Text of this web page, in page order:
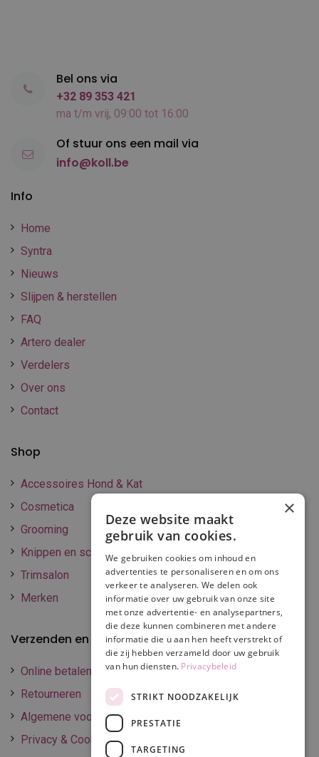
Info
Home
Syntra
Nieuws
Slijpen & herstellen
FAQ
Artero dealer
Verdelers
Over ons
Contact
Shop
Accessoires Hond & Kat
Cosmetica
Grooming
Knippen en scheren
Trimsalon
Merken
Verzenden en betalen
Online betalen
Retourneren
Algemene voorwaarden
Privacy & Cookie policy
Bel ons via
+32 89 353 421
ma t/m vrij, 09:00 tot 16:00
Of stuur ons een mail via
info@koll.be
×
Deze website maakt
gebruik van cookies.
We gebruiken cookies om inhoud en
advertenties te personaliseren en om ons
verkeer te analyseren. We delen ook
informatie over uw gebruik van onze site
met onze advertentie- en analysepartners,
die deze kunnen combineren met andere
informatie die u aan hen heeft verstrekt of
die zij hebben verzameld door uw gebruik
van hun diensten. Privacybeleid
STRIKT NOODZAKELIJK
PRESTATIE
TARGETING